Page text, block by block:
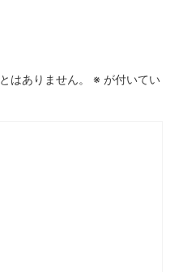
はありません。 ※ が付いてい